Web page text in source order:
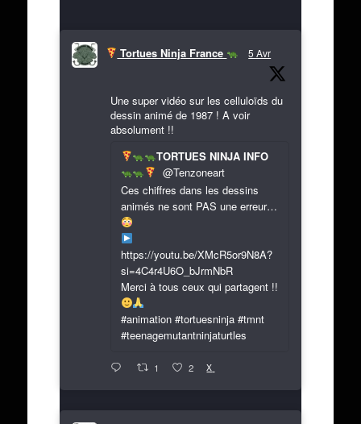
Tortues Ninja France 5 Avr
Une super vidéo sur les celluloïds du
dessin animé de 1987 ! A voir
absolument !!
TORTUES NINJA INFO
@Tenzoneart
Ces chiffres dans les dessins
animés ne sont PAS une erreur…
https://youtu.be/XMcR5or9N8A?
si=4C4r4U6O_bJrmNbR
Merci à tous ceux qui partagent !!
#animation #tortuesninja #tmnt
#teenagemutantninjaturtles
1 2 X